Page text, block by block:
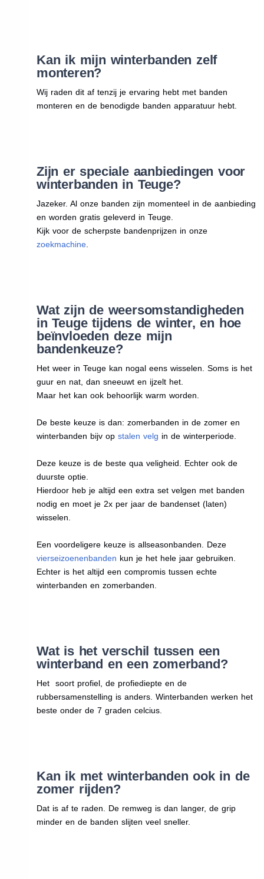
Kan ik mijn winterbanden zelf
monteren?
Wij raden dit af tenzij je ervaring hebt met banden
monteren en de benodigde banden apparatuur hebt.
Zijn er speciale aanbiedingen voor
winterbanden in Teuge?
Jazeker. Al onze banden zijn momenteel in de aanbieding
en worden gratis geleverd in Teuge.
Kijk voor de scherpste bandenprijzen in onze
zoekmachine.
Wat zijn de weersomstandigheden
in Teuge tijdens de winter, en hoe
beïnvloeden deze mijn
bandenkeuze?
Het weer in Teuge kan nogal eens wisselen. Soms is het
guur en nat, dan sneeuwt en ijzelt het.
Maar het kan ook behoorlijk warm worden.
De beste keuze is dan: zomerbanden in de zomer en
winterbanden bijv op stalen velg in de winterperiode.
Deze keuze is de beste qua veligheid. Echter ook de
duurste optie.
Hierdoor heb je altijd een extra set velgen met banden
nodig en moet je 2x per jaar de bandenset (laten)
wisselen.
Een voordeligere keuze is allseasonbanden. Deze
vierseizoenenbanden kun je het hele jaar gebruiken.
Echter is het altijd een compromis tussen echte
winterbanden en zomerbanden.
Wat is het verschil tussen een
winterband en een zomerband?
Het soort profiel, de profiediepte en de
rubbersamenstelling is anders. Winterbanden werken het
beste onder de 7 graden celcius.
Kan ik met winterbanden ook in de
zomer rijden?
Dat is af te raden. De remweg is dan langer, de grip
minder en de banden slijten veel sneller.